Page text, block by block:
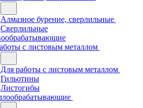
Алмазное бурение, сверлильные
Сверлильные
с листовым металлом
Для работы с листовым металлом
Гильотины
Листогибы